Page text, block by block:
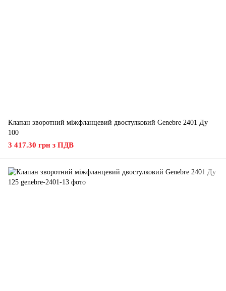
Клапан зворотний міжфланцевий двостулковий Genebre 2401 Ду
100
3 417.30 грн з ПДВ